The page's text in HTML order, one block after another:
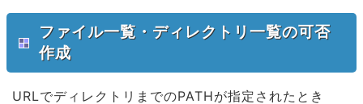
ファイル一覧・ディレクトリ一覧の可否
作成
URLでディレクトリまでのPATHが指定されたとき